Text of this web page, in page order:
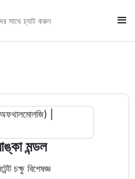
সাথে চ্যাট করুন
মন্ডল
চক্ষু বিশেষজ্ঞ